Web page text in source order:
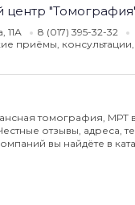
11А 8 (017) 395-32-32
приёмы,
томография, МРТ
отзывы, адреса,
вы найдёте в